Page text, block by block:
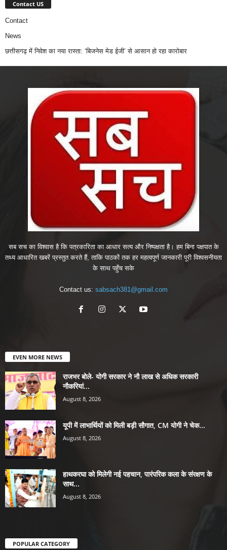
Contact US
Contact
News
छत्तीसगढ़ में निवेश का नया रास्ता: ‘बिजनेस मेड ईजी’ से आसान हो रहा कारोबार
सब सच का विश्वास है कि पत्रकारिता का आधार सत्य और निष्पक्षता है। हम बिना पक्षपात के
तथ्य आधारित खबरें प्रस्तुत करते हैं, ताकि पाठकों तक हर महत्वपूर्ण जानकारी पूरी विश्वसनीयता
के साथ पहुँच सके
Contact us: sabsach381@gmail.com
EVEN MORE NEWS
राजभर बोले- योगी सरकार ने नौ लाख से अधिक सरकारी
नौकरियां...
August 8, 2026
यूपी में लाभार्थियों को मिली बड़ी सौगात, CM योगी ने चेक...
August 8, 2026
हाथकरघा को मिलेगी नई पहचान, पारंपरिक कला के संरक्षण के
साथ...
August 8, 2026
POPULAR CATEGORY